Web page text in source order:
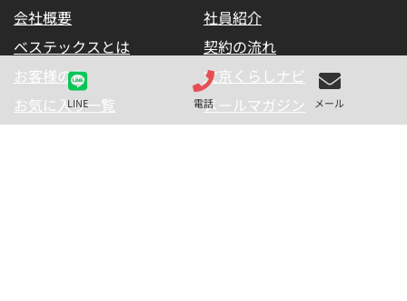
LINE 電話 メール
会社概要
社員紹介
ベステックスとは
契約の流れ
お客様の声
文京くらしナビ
お気に入り一覧
メールマガジン